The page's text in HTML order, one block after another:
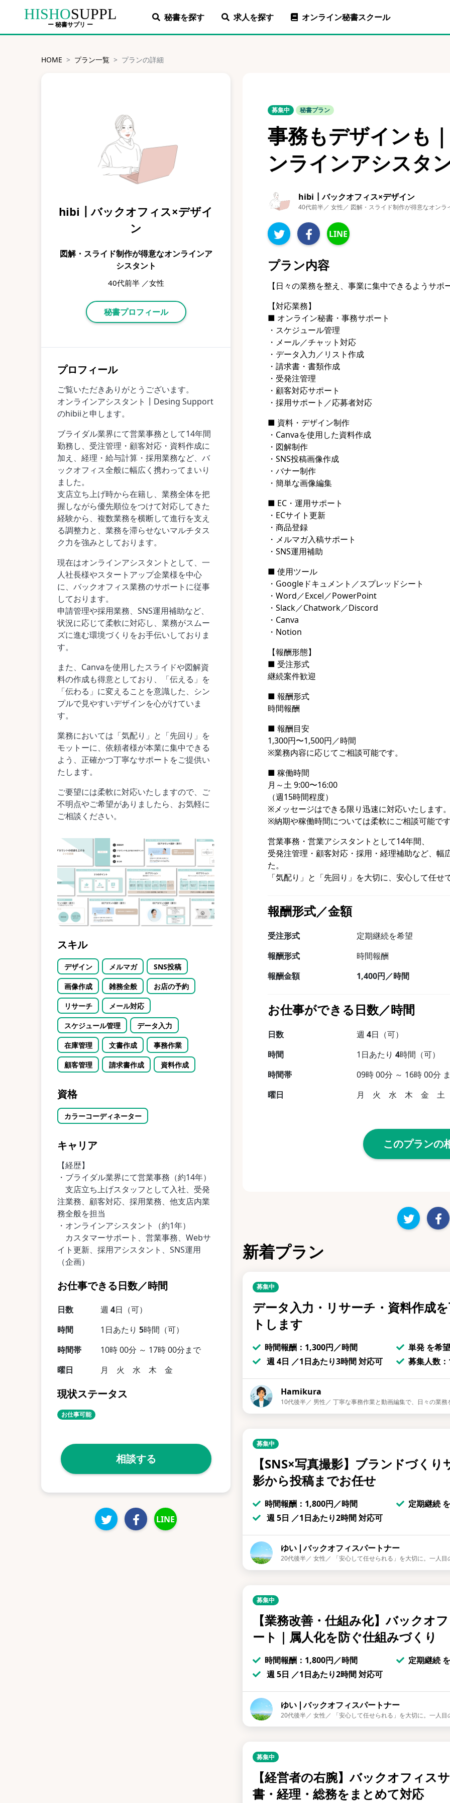
HISHOSUPPL
ー 秘書サプリ ー
秘書を探す 求人を探す オンライン秘書スクール
HOME プラン一覧 プランの詳細
hibi┃バックオフィス×デザイ
ン
図解・スライド制作が得意なオンラインア
シスタント
40代前半 ／女性
秘書プロフィール
プロフィール
ご覧いただきありがとうございます。
オンラインアシスタント┃Desing Support
のhibiiと申します。
ブライダル業界にて営業事務として14年間
勤務し、受注管理・顧客対応・資料作成に
加え、経理・給与計算・採用業務など、バ
ックオフィス全般に幅広く携わってまいり
ました。
支店立ち上げ時から在籍し、業務全体を把
握しながら優先順位をつけて対応してきた
経験から、複数業務を横断して進行を支え
る調整力と、業務を滞らせないマルチタス
ク力を強みとしております。
現在はオンラインアシスタントとして、一
人社長様やスタートアップ企業様を中心
に、バックオフィス業務のサポートに従事
しております。
申請管理や採用業務、SNS運用補助など、
状況に応じて柔軟に対応し、業務がスムー
ズに進む環境づくりをお手伝いしておりま
す。
また、Canvaを使用したスライドや図解資
料の作成も得意としており、「伝える」を
「伝わる」に変えることを意識した、シン
プルで見やすいデザインを心がけていま
す。
業務においては「気配り」と「先回り」を
モットーに、依頼者様が本業に集中できる
よう、正確かつ丁寧なサポートをご提供い
たします。
ご要望には柔軟に対応いたしますので、ご
不明点やご希望がありましたら、お気軽に
ご相談ください。
スキル
デザイン メルマガ SNS投稿
画像作成 雑務全般 お店の予約
リサーチ メール対応
スケジュール管理 データ入力
在庫管理 文書作成 事務作業
顧客管理 請求書作成 資料作成
資格
カラーコーディネーター
キャリア
【経歴】
・ブライダル業界にて営業事務（約14年）
支店立ち上げスタッフとして入社、受発
注業務、顧客対応、採用業務、他支店内業
務全般を担当
・オンラインアシスタント（約1年）
カスタマーサポート、営業事務、Webサ
イト更新、採用アシスタント、SNS運用
（企画）
お仕事できる日数／時間
日数 週 4日（可）
時間
1日あたり 5時間（可）
時間帯
10時 00分 ～ 17時 00分まで
曜日
月 火 水 木 金
現状ステータス
お仕事可能
相談する
LINE
募集中 秘書プラン
事務もデザインも
ンラインアシスタ
hibi┃バックオフィス×デザイン
40代前半／ 女性／ 図解・スライド制作が得意なオンラ
LINE
プラン内容
【日々の業務を整え、事業に集中できるようサポ
【対応業務】
■ オンライン秘書・事務サポート
・スケジュール管理
・メール／チャット対応
・データ入力／リスト作成
・請求書・書類作成
・受発注管理
・顧客対応サポート
・採用サポート／応募者対応
■ 資料・デザイン制作
・Canvaを使用した資料作成
・図解制作
・SNS投稿画像作成
・バナー制作
・簡単な画像編集
■ EC・運用サポート
・ECサイト更新
・商品登録
・メルマガ入稿サポート
・SNS運用補助
■ 使用ツール
・Googleドキュメント／スプレッドシート
・Word／Excel／PowerPoint
・Slack／Chatwork／Discord
・Canva
・Notion
【報酬形態】
■ 受注形式
継続案件歓迎
■ 報酬形式
時間報酬
■ 報酬目安
1,300円〜1,500円／時間
※業務内容に応じてご相談可能です。
■ 稼働時間
月～土 9:00〜16:00
（週15時間程度）
※メッセージはできる限り迅速に対応いたします
※納期や稼働時間については柔軟にご相談可能で
営業事務・営業アシスタントとして14年間、
受発注管理・顧客対応・採用・経理補助など、
た。
「気配り」と「先回り」を大切に、安心して任
報酬形式／金額
受注形式
定期継続を希望
報酬形式
時間報酬
報酬金額
1,400円／時間
お仕事ができる日数／時間
日数 週4日（可）
時間
1日あたり4時間（可）
時間帯
09時 00分 ～ 16時 00分
曜日
月 火 水 木 金 土
このプランの
新着プラン
募集中
データ入力・リサーチ・資料作成
トします
時間報酬：1,300円／時間
週 4日 ／1日あたり3時間 対応可
単発 を希
募集人数
Hamikura
10代後半／ 男性／ 丁寧な事務作業と動画編集で、日々の業
募集中
【SNS×写真撮影】ブランドづく
影から投稿までお任せ
時間報酬：1,800円／時間
週 5日 ／1日あたり2時間 対応可
定期継続
ゆい❘バックオフィスパートナー
20代後半／ 女性／ 「安心して任せられる」を大切に。一人
募集中
【業務改善・仕組み化】バックオ
ート｜属人化を防ぐ仕組みづくり
時間報酬：1,800円／時間
週 5日 ／1日あたり2時間 対応可
定期継続
ゆい❘バックオフィスパートナー
20代後半／ 女性／ 「安心して任せられる」を大切に。一人
募集中
【経営者の右腕】バックオフィス
書・経理・総務をまとめて対応